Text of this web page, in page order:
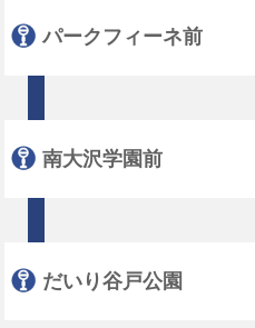
パークフィーネ前
南大沢学園前
だいり谷戸公園